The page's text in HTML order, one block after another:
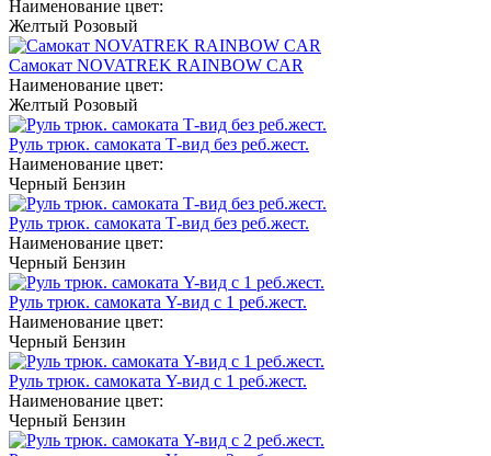
Наименование цвет:
Желтый Розовый
Самокат NOVATREK RAINBOW CAR
Наименование цвет:
Желтый Розовый
Руль трюк. самоката Т-вид без реб.жест.
Наименование цвет:
Черный Бензин
Руль трюк. самоката Т-вид без реб.жест.
Наименование цвет:
Черный Бензин
Руль трюк. самоката Y-вид с 1 реб.жест.
Наименование цвет:
Черный Бензин
Руль трюк. самоката Y-вид с 1 реб.жест.
Наименование цвет:
Черный Бензин